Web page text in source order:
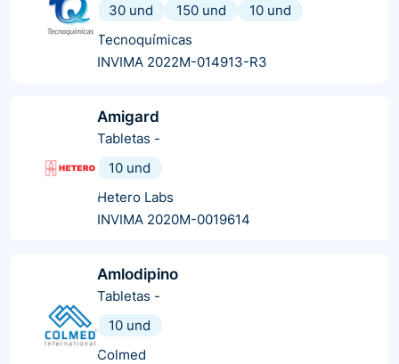
30 und
150 und
10 und
Tecnoquímicas
INVIMA 2022M-014913-R3
Amigard
Tabletas -
10 und
Hetero Labs
INVIMA 2020M-0019614
Amlodipino
Tabletas -
10 und
Colmed